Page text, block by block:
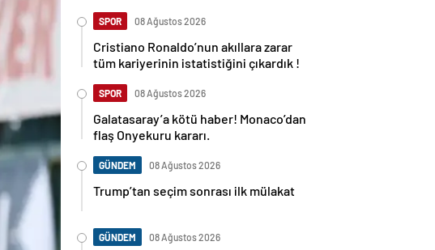
SPOR 08 Ağustos 2026
Cristiano Ronaldo’nun akıllara zarar
tüm kariyerinin istatistiğini çıkardık !
SPOR 08 Ağustos 2026
Galatasaray’a kötü haber! Monaco’dan
flaş Onyekuru kararı.
GÜNDEM 08 Ağustos 2026
Trump’tan seçim sonrası ilk mülakat
GÜNDEM 08 Ağustos 2026